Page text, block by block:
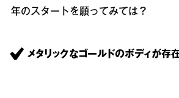
年のスタートを願ってみては？
メタリックなゴールドのボディが存